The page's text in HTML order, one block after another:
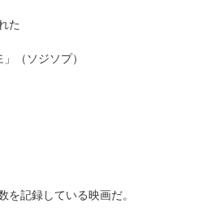
た
（ソジソプ）
を記録している映画だ。